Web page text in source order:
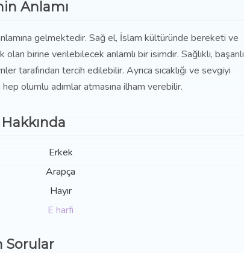
Anlamı
gelmektedir. Sağ el, İslam kültüründe bereketi ve
birine verilebilecek anlamlı bir isimdir. Sağlıklı, başarılı
tarafından tercih edilebilir. Ayrıca sıcaklığı ve sevgiyi
olumlu adımlar atmasına ilham verebilir.
Erkek
Arapça
Hayır
E harfi
Sorular